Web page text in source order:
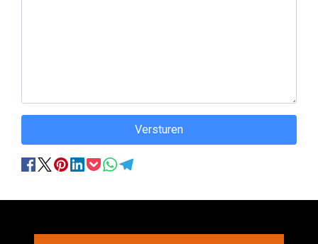
Versturen